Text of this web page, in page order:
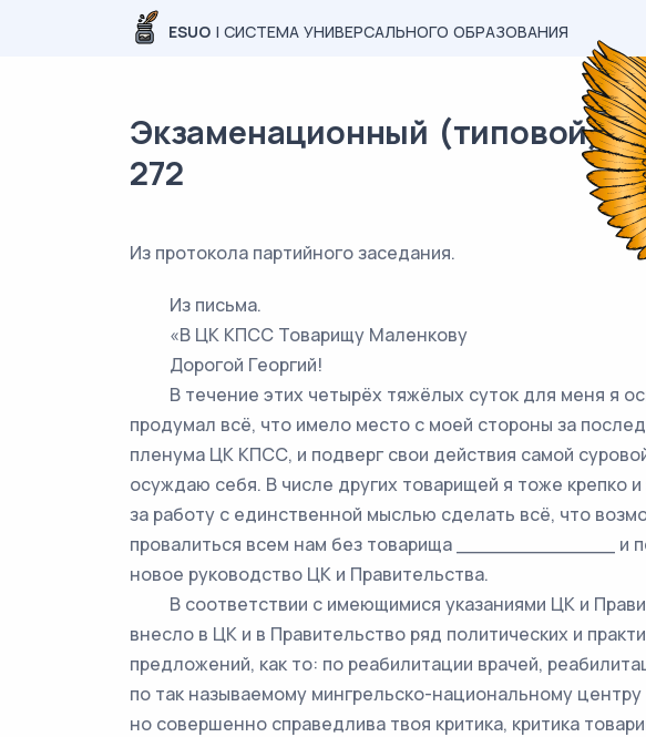
ESUO | СИСТЕМА УНИВЕРСАЛЬНОГО ОБРАЗОВАНИЯ
Экзаменационный (типовой)
272
Из протокола партийного заседания.
Из письма.
«В ЦК КПСС Товарищу Маленкову
Дорогой Георгий!
В течение этих четырёх тяжёлых суток для меня я
продумал всё, что имело место с моей стороны за
пленума ЦК КПСС, и подверг свои действия самой
осуждаю себя. В числе других товарищей я тоже крепко и
за работу с единственной мыслью сделать всё, что
провалиться всем нам без товарища _____________ и
новое руководство ЦК и Правительства.
В соответствии с имеющимися указаниями ЦК и
внесло в ЦК и в Правительство ряд политических и
предложений, как то: по реабилитации врачей,
по так называемому мингрельско-национальному центру
но совершенно справедлива твоя критика, критика